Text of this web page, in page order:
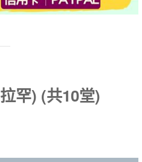
罕) (共10堂)